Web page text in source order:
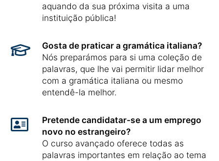
aquando da sua próxima visita a uma
instituição pública!
Gosta de praticar a gramática italiana?
Nós preparámos para si uma coleção de
palavras, que lhe vai permitir lidar melhor
com a gramática italiana ou mesmo
entendê-la melhor.
Pretende candidatar-se a um emprego
novo no estrangeiro?
O curso avançado oferece todas as
palavras importantes em relação ao tema